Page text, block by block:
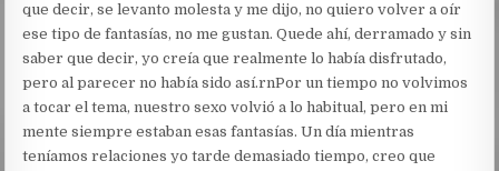
que decir, se levanto molesta y me dijo, no quiero volver a oír
ese tipo de fantasías, no me gustan. Quede ahí, derramado y sin
saber que decir, yo creía que realmente lo había disfrutado,
pero al parecer no había sido así.rnPor un tiempo no volvimos
a tocar el tema, nuestro sexo volvió a lo habitual, pero en mi
mente siempre estaban esas fantasías. Un día mientras
teníamos relaciones yo tarde demasiado tiempo, creo que